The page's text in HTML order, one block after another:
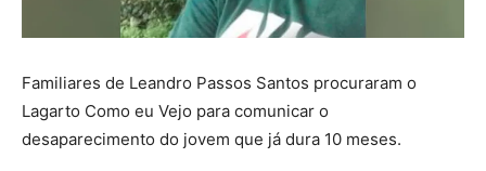
Familiares de Leandro Passos Santos procuraram o
Lagarto Como eu Vejo para comunicar o
desaparecimento do jovem que já dura 10 meses.